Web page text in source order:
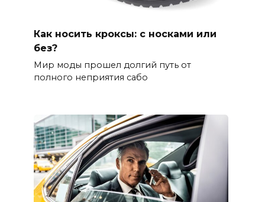
Как носить кроксы: с носками или
без?
Мир моды прошел долгий путь от
полного неприятия сабо